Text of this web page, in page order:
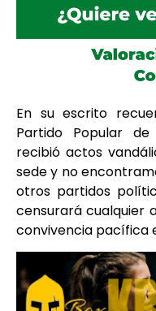
En su escrito
Partido Popular
recibió actos
sede y no
otros partidos
censurará cualquier
convivencia pacífica